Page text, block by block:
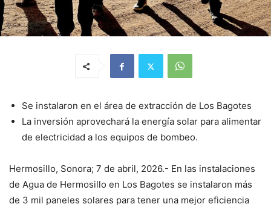
Se instalaron en el área de extracción de Los Bagotes
La inversión aprovechará la energía solar para alimentar
de electricidad a los equipos de bombeo.
Hermosillo, Sonora; 7 de abril, 2026.- En las instalaciones
de Agua de Hermosillo en Los Bagotes se instalaron más
de 3 mil paneles solares para tener una mejor eficiencia